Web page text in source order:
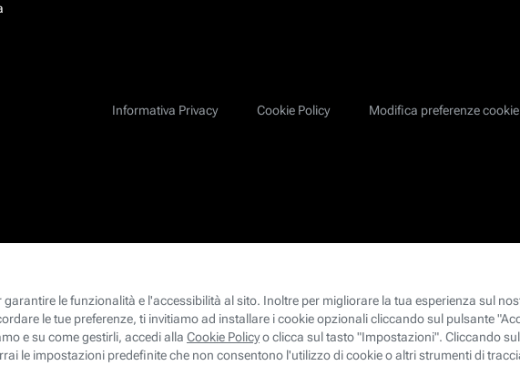
Informativa Privacy
Cookie Policy Modifica preferenze cookie